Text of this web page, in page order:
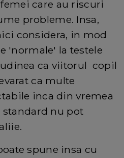
care au riscuri
probleme. Insa,
considera, in mod
'normale' la testele
ca viitorul copil
ca multe
inca din vremea
standard nu pot
spune insa cu